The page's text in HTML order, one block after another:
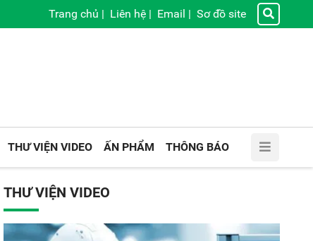
Trang chủ | Liên hệ | Email | Sơ đồ site
THƯ VIỆN VIDEO ẤN PHẨM THÔNG BÁO
THƯ VIỆN VIDEO